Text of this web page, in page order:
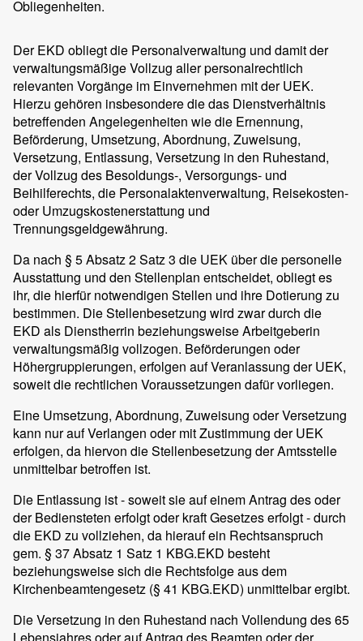
Obliegenheiten.
Der EKD obliegt die Personalverwaltung und damit der
verwaltungsmäßige Vollzug aller personalrechtlich
relevanten Vorgänge im Einvernehmen mit der UEK.
Hierzu gehören insbesondere die das Dienstverhältnis
betreffenden Angelegenheiten wie die Ernennung,
Beförderung, Umsetzung, Abordnung, Zuweisung,
Versetzung, Entlassung, Versetzung in den Ruhestand,
der Vollzug des Besoldungs-, Versorgungs- und
Beihilferechts, die Personalaktenverwaltung, Reisekosten-
oder Umzugskostenerstattung und
Trennungsgeldgewährung.
Da nach § 5 Absatz 2 Satz 3 die UEK über die personelle
Ausstattung und den Stellenplan entscheidet, obliegt es
ihr, die hierfür notwendigen Stellen und ihre Dotierung zu
bestimmen. Die Stellenbesetzung wird zwar durch die
EKD als Dienstherrin beziehungsweise Arbeitgeberin
verwaltungsmäßig vollzogen. Beförderungen oder
Höhergruppierungen, erfolgen auf Veranlassung der UEK,
soweit die rechtlichen Voraussetzungen dafür vorliegen.
Eine Umsetzung, Abordnung, Zuweisung oder Versetzung
kann nur auf Verlangen oder mit Zustimmung der UEK
erfolgen, da hiervon die Stellenbesetzung der Amtsstelle
unmittelbar betroffen ist.
Die Entlassung ist - soweit sie auf einem Antrag des oder
der Bediensteten erfolgt oder kraft Gesetzes erfolgt - durch
die EKD zu vollziehen, da hierauf ein Rechtsanspruch
gem. § 37 Absatz 1 Satz 1 KBG.EKD besteht
beziehungsweise sich die Rechtsfolge aus dem
Kirchenbeamtengesetz (§ 41 KBG.EKD) unmittelbar ergibt.
Die Versetzung in den Ruhestand nach Vollendung des 65